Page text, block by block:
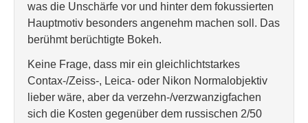
was die Unschärfe vor und hinter dem fokussierten
Hauptmotiv besonders angenehm machen soll. Das
berühmt berüchtigte Bokeh.
Keine Frage, dass mir ein gleichlichtstarkes
Contax-/Zeiss-, Leica- oder Nikon Normalobjektiv
lieber wäre, aber da verzehn-/verzwanzigfachen
sich die Kosten gegenüber dem russischen 2/50